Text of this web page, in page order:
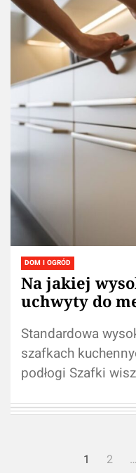
DOM I OGRÓD
Na jakiej
uchwyty do
Standardowa
szafkach
podłogi Szafki
frontu Szafy w
Nawigacja
1 2 …